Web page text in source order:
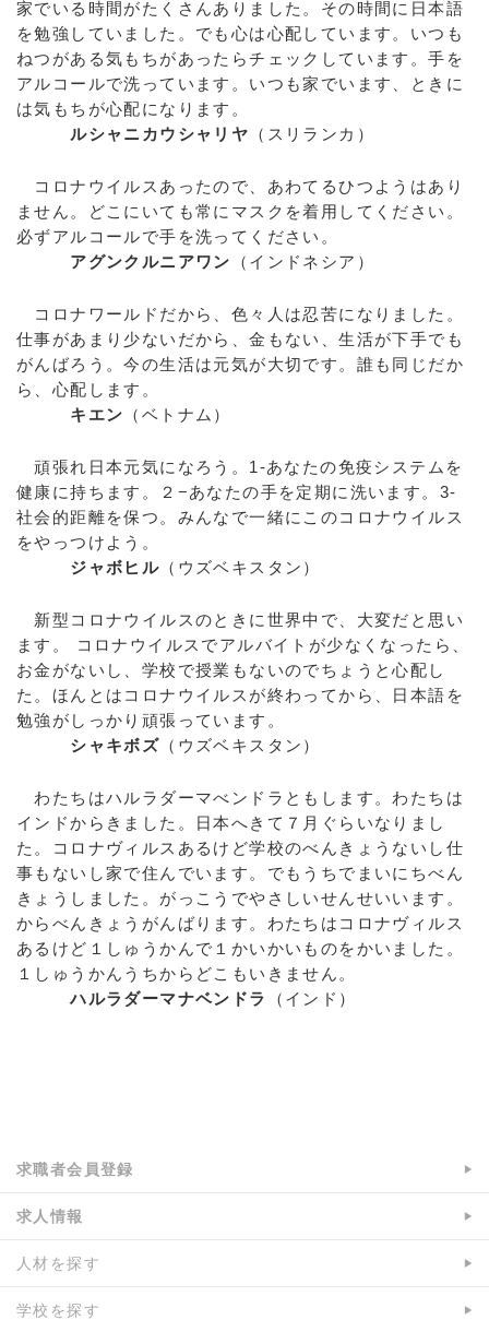
家でいる時間がたくさんありました。その時間に日本語
を勉強していました。でも心は心配しています。いつも
ねつがある気もちがあったらチェックしています。手を
アルコールで洗っています。いつも家でいます、ときに
は気もちが心配になります。
ルシャニカウシャリヤ （スリランカ）
コロナウイルスあったので、あわてるひつようはあり
ません。どこにいても常にマスクを着用してください。
必ずアルコールで手を洗ってください。
アグンクルニアワン
（インドネシア）
コロナワールドだから、色々人は忍苦になりました。
仕事があまり少ないだから、金もない、生活が下手でも
がんばろう。今の生活は元気が大切です。誰も同じだか
ら、心配します。
キエン （ベトナム）
頑張れ日本元気になろう。1-あなたの免疫システムを
健康に持ちます。２−あなたの手を定期に洗います。3-
社会的距離を保つ。みんなで一緒にこのコロナウイルス
をやっつけよう。
ジャボヒル （ウズベキスタン）
新型コロナウイルスのときに世界中で、大変だと思い
ます。 コロナウイルスでアルバイトが少なくなったら、
お金がないし、学校で授業もないのでちょうと心配し
た。ほんとはコロナウイルスが終わってから、日本語を
勉強がしっかり頑張っています。
シャキボズ （ウズベキスタン）
わたちはハルラダーマべンドラともします。わたちは
インドからきました。日本へきて７月ぐらいなりまし
た。コロナヴィルスあるけど学校のべんきょうないし仕
事もないし家で住んでいます。でもうちでまいにちべん
きょうしました。がっこうでやさしいせんせいいます。
からべんきょうがんばります。わたちはコロナヴィルス
あるけど１しゅうかんで１かいかいものをかいました。
１しゅうかんうちからどこもいきません。
ハルラダーマナベンドラ
（インド）
求職者会員登録
求人情報
人材を探す
学校を探す